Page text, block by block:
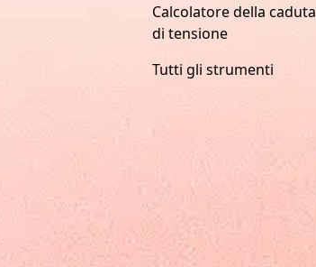
Calcolatore della caduta
di tensione
Tutti gli strumenti